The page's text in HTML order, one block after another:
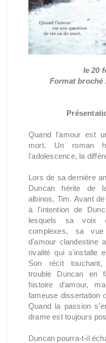
le 20
Format broché
Quand l'amour est
mort. Un roman
l'adolescence, la
Lors de sa dernière
Duncan hérite de
albinos, Tim. Avant
à l'intention de
lesquels sa voix
complexes, sa
d'amour clandestine
rivalité qui s'installe
Son récit
trouble Duncan en
histoire d'amour,
fameuse dissertation
Quand la passion
drame est toujours
Duncan pourra-t-il